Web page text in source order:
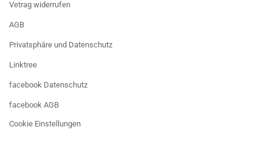
Vetrag widerrufen
AGB
Privatsphäre und Datenschutz
Linktree
facebook Datenschutz
facebook AGB
Cookie Einstellungen